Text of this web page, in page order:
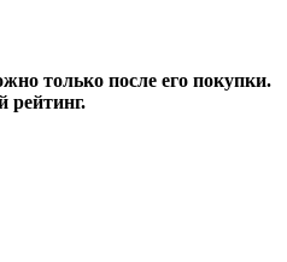
только после его покупки.